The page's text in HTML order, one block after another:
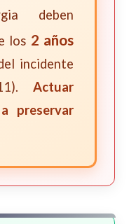
deben
los 2 años
incidente
Actuar
preservar